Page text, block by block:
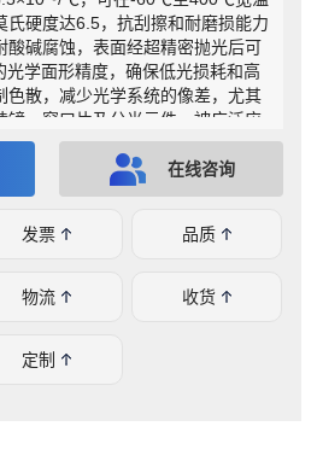
氏硬度达6.5，抗刮擦和耐磨损能力
酸碱腐蚀，表面经超精密抛光后可
光学面形精度，确保低光损耗和高
色散，减少光学系统的像差，尤其
镜、窗口片及分光元件。被广泛应
文望远镜、工业检测设备等高端光
在线咨询
发票 品质
物流 收货
定制